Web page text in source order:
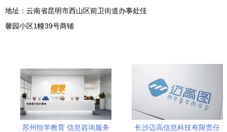
地址：云南省昆明市西山区前卫街道办事处佳
馨园小区1幢39号商铺
苏州恒学教育 信息咨询服务
长沙迈高信息科技有限责任